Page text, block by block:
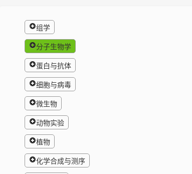
组学
分子生物学
蛋白与抗体
细胞与病毒
微生物
动物实验
植物
化学合成与测序